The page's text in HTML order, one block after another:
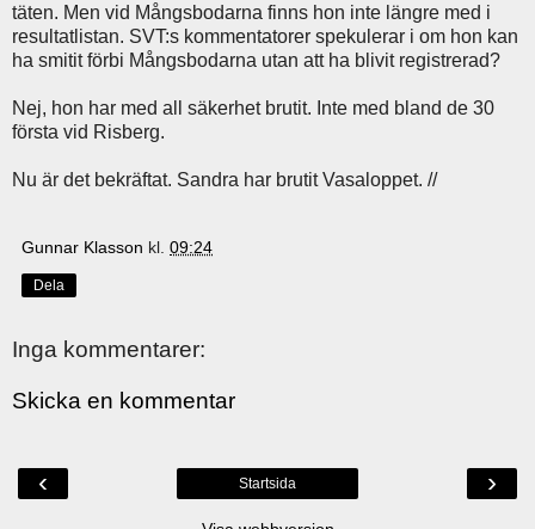
täten. Men vid Mångsbodarna finns hon inte längre med i
resultatlistan. SVT:s kommentatorer spekulerar i om hon kan
ha smitit förbi Mångsbodarna utan att ha blivit registrerad?
Nej, hon har med all säkerhet brutit. Inte med bland de 30
första vid Risberg.
Nu är det bekräftat. Sandra har brutit Vasaloppet. //
Gunnar Klasson kl. 09:24
Dela
Inga kommentarer:
Skicka en kommentar
‹ ›
Startsida